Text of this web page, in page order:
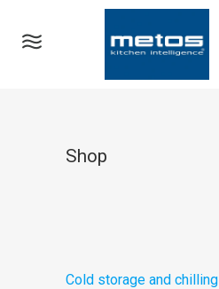
Shop
Cold storage and chilling